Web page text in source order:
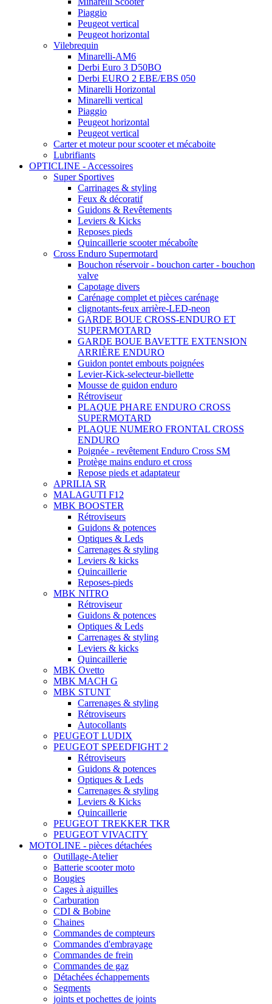
Piaggio
Peugeot vertical
Peugeot horizontal
Vilebrequin
Minarelli-AM6
Derbi Euro 3 D50BO
Derbi EURO 2 EBE/EBS 050
Minarelli Horizontal
Minarelli vertical
Piaggio
Peugeot horizontal
Peugeot vertical
Carter et moteur pour scooter et mécaboite
Lubrifiants
OPTICLINE - Accessoires
Super Sportives
Carrinages & styling
Feux & décoratif
Guidons & Revêtements
Leviers & Kicks
Reposes pieds
Quincaillerie scooter mécaboîte
Cross Enduro Supermotard
Bouchon réservoir - bouchon carter - bouchon
valve
Capotage divers
Carénage complet et pièces carénage
clignotants-feux arrière-LED-neon
GARDE BOUE CROSS-ENDURO ET
SUPERMOTARD
GARDE BOUE BAVETTE EXTENSION
ARRIÈRE ENDURO
Guidon pontet embouts poignées
Levier-Kick-selecteur-biellette
Mousse de guidon enduro
Rétroviseur
PLAQUE PHARE ENDURO CROSS
SUPERMOTARD
PLAQUE NUMERO FRONTAL CROSS
ENDURO
Poignée - revêtement Enduro Cross SM
Protège mains enduro et cross
Repose pieds et adaptateur
APRILIA SR
MALAGUTI F12
MBK BOOSTER
Rétroviseurs
Guidons & potences
Optiques & Leds
Carrenages & styling
Leviers & kicks
Quincaillerie
Reposes-pieds
MBK NITRO
Rétroviseur
Guidons & potences
Optiques & Leds
Carrenages & styling
Leviers & kicks
Quincaillerie
MBK Ovetto
MBK MACH G
MBK STUNT
Carrenages & styling
Rétroviseurs
Autocollants
PEUGEOT LUDIX
PEUGEOT SPEEDFIGHT 2
Rétroviseurs
Guidons & potences
Optiques & Leds
Carrenages & styling
Leviers & Kicks
Quincaillerie
PEUGEOT TREKKER TKR
PEUGEOT VIVACITY
MOTOLINE - pièces détachées
Outillage-Atelier
Batterie scooter moto
Bougies
Cages à aiguilles
Carburation
CDI & Bobine
Chaines
Commandes de compteurs
Commandes d'embrayage
Commandes de frein
Commandes de gaz
Détachées échappements
Segments
joints et pochettes de joints